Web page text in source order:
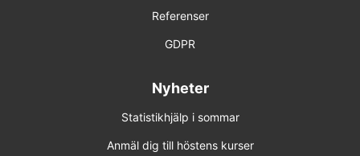
Referenser
GDPR
Nyheter
Statistikhjälp i sommar
Anmäl dig till höstens kurser